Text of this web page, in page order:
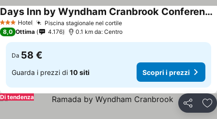
3 StelleHotel Piscina stagionale nel cortile
Days Inn by Wyndham Cranbrook Conference Centre
8,0 Ottima 4.176 0.1 km da: Centro
Da 58 €
Guarda i prezzi di 10 siti Scopri i prezzi
Condividi
Di tendenza